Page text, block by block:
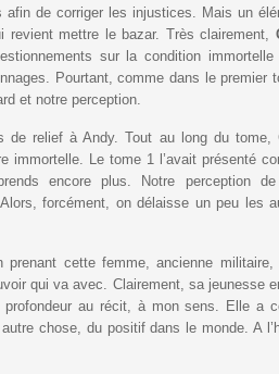
afin de corriger les injustices. Mais un
revient mettre le bazar. Très clairement,
sur la condition immortelle
Pourtant, comme dans le premier
et notre perception.
de relief à Andy. Tout au long du tome,
immortelle. Le tome 1 l’avait présenté
encore plus. Notre perception
forcément, on délaisse un peu les
cette femme, ancienne militaire,
qui va avec. Clairement, sa jeunesse
au récit, à mon sens. Elle a
chose, du positif dans le monde. A